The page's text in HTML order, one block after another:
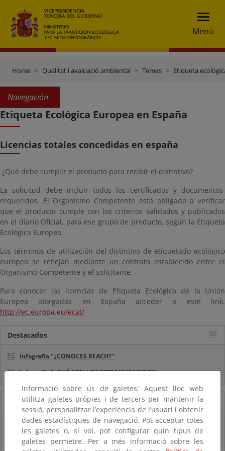
Menú
Home Qualitat i avaluació ambiental Temes Etiqueta
Navegación
Etiqueta Ecológica Europea en España
Licencias totales concedidas en españa
¿Qué debe cumplir el producto para recibir el distintivo?
La solicitud debe incluir todos los certificados y documentos
requeridos. El Organismo Competente está obligado a verificar
que el producto cumple con los criterios validados y publicados
en el diario Oficial, para ese grupo de producto, según la Etiqueta
Ecológica Europea.
Los términos de utilización del distintivo de etiquetado ecológico
europeo se reflejan mediante un contrato establecido entre el
Organismo Competente y el solicitante.
Para conocer las licencias de Etiqueta Ecológica de la Unión
Europea otorgadas en España acceder a este link.
http://ec.europa.eu/ecat/
Destacados
Infografía "¿CONOCES REACH?"
Infografía "¿QUÉ SON LOS FITOSANITARIOS?"
11/07/2025
La vicepresidenta Sara Aagesen anuncia una inversión de 32 millones de
euros para restaurar bosques en decaimiento
Informació sobre ús de galetes: Aquest lloc web
utilitza galetes pròpies i de tercers per mantenir la
sessió, personalitzar l’experiència de l’usuari i obtenir
dades estadístiques de navegació. Pot acceptar totes
les galetes o, si vol, pot configurar quin tipus de
galetes permetre. Per a més informació sobre les